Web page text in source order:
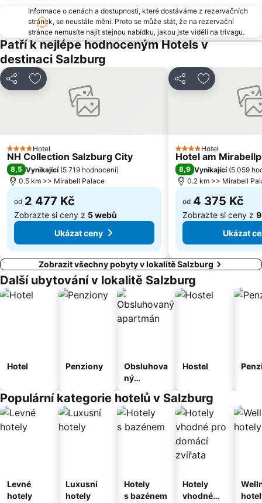
Residenzplatz
Altstadtsilvester
Mozartův rodný dům
Zámek Hellbrunn
Fuschlsee
Congress Wolfgangsee
Langwied
Mülln
Airport Salzburg
Rupertus Therme
Keltenblitz Dürnberg
Mondsee Square
Informace o cenách a dostupnosti, které dostáváme z rezervačních
stránek, se neustále mění. Proto se může stát, že na rezervační
stránce nemusíte najít stejnou nabídku, jakou jste viděli na trivagu.
Patří k nejlépe hodnoceným Hotels v
destinaci Salzburg
Sdílet Přidat na seznam oblíbených hotelů
4 Počet hvězdiček
Hotel
NH Collection Salzburg City
8,5 Vynikající (5 719 hodnocení)
0.5 km >> Mirabell Palace
od 2 477 Kč
Zobrazte si ceny z 5 webů
Ukázat ceny
Sdílet Přidat na
4 Počet hvězdiček
Hotel
Hotel am
8,9 Vynikající (5 059
0.2 km >> Mirabell
od 4 375 Kč
Zobrazte si ceny z
Ukázat
Zobrazit všechny pobyty v lokalitě Salzburg
Další ubytování v lokalitě Salzburg
Hotel Penziony
Obsluhova
ný
Hostel
Populární kategorie hotelů v Salzburg
Levné
hotely
Luxusní
hotely
Hotely
s bazénem
Hotely
vhodné